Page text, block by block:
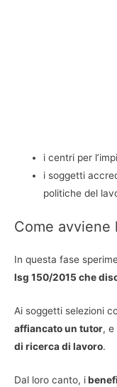
i centri per
i soggetti
politiche del
Come avviene
In questa fase
lsg 150/2015 che
Ai soggetti selezioni
affiancato un tutor, e
di ricerca di lavoro.
Dal loro canto, i